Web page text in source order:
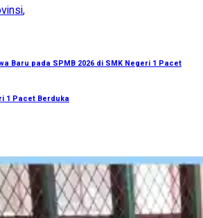
,
Baru pada SPMB 2026 di SMK Negeri 1 Pacet
1 Pacet Berduka